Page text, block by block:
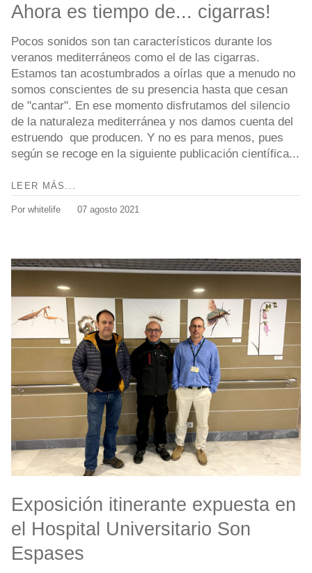
Ahora es tiempo de... cigarras!
Pocos sonidos son tan característicos durante los
veranos mediterráneos como el de las cigarras.
Estamos tan acostumbrados a oírlas que a menudo no
somos conscientes de su presencia hasta que cesan
de "cantar". En ese momento disfrutamos del silencio
de la naturaleza mediterránea y nos damos cuenta del
estruendo que producen. Y no es para menos, pues
según se recoge en la siguiente publicación científica...
LEER MÁS...
Por whitelife 07 agosto 2021
Exposición itinerante expuesta en
el Hospital Universitario Son
Espases